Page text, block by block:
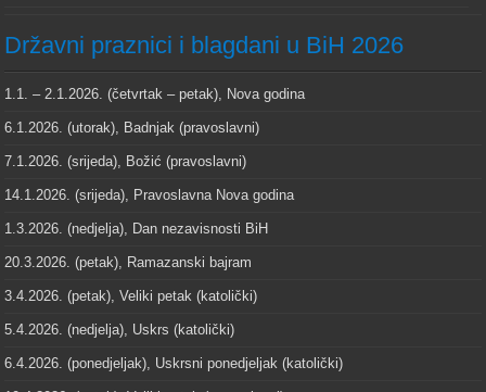
Državni praznici i blagdani u BiH 2026
1.1. – 2.1.2026. (četvrtak – petak), Nova godina
6.1.2026. (utorak), Badnjak (pravoslavni)
7.1.2026. (srijeda), Božić (pravoslavni)
14.1.2026. (srijeda), Pravoslavna Nova godina
1.3.2026. (nedjelja), Dan nezavisnosti BiH
20.3.2026. (petak), Ramazanski bajram
3.4.2026. (petak), Veliki petak (katolički)
5.4.2026. (nedjelja), Uskrs (katolički)
6.4.2026. (ponedjeljak), Uskrsni ponedjeljak (katolički)